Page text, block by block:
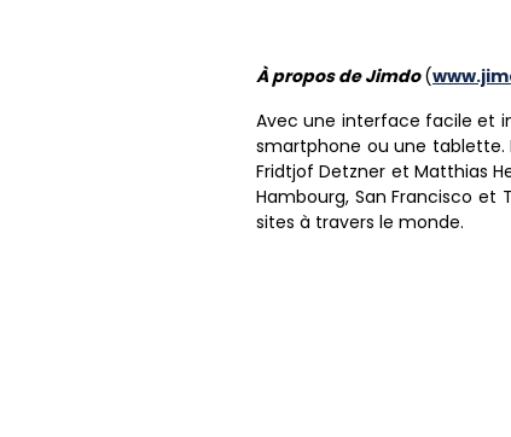
Àpropos de Jimdo (
Avec une interface facile et
smartphone ou une tablette.
Fridtjof Detzner et Matthias
Hambourg, San Francisco et
sites à travers le monde.